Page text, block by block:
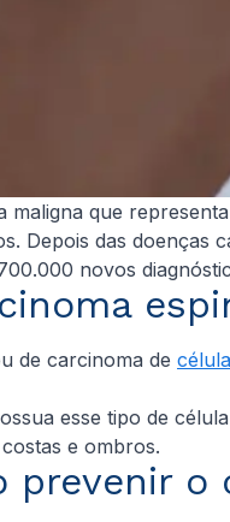
maligna que representa
Depois das
novos
de carcinoma de
esse tipo de
e ombros.
prevenir o